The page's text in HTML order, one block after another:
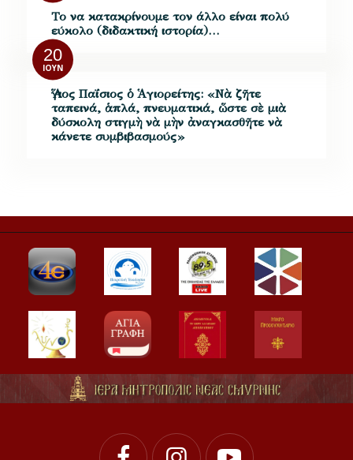
Το να κατακρίνουμε τον άλλο είναι πολύ
εύκολο (διδακτική ιστορία)…
20
ΙΟΎΝ
Ἅγιος Παΐσιος ὁ Ἁγιορείτης: «Νὰ ζῆτε
ταπεινά, ἁπλά, πνευματικά, ὥστε σὲ μιὰ
δύσκολη στιγμὴ νὰ μὴν ἀναγκασθῆτε νὰ
κάνετε συμβιβασμούς»